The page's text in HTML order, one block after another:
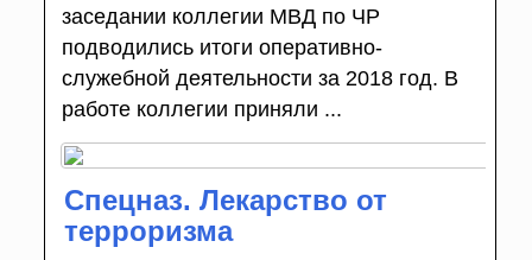
заседании коллегии МВД по ЧР
подводились итоги оперативно-
служебной деятельности за 2018 год. В
работе коллегии приняли ...
Спецназ. Лекарство от
терроризма